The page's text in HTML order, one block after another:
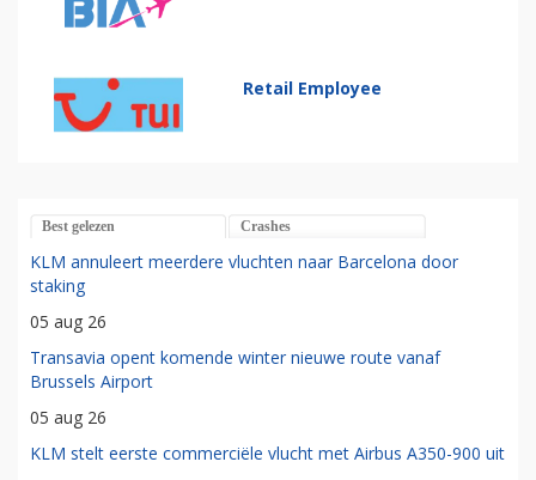
Retail Employee
Best gelezen Crashes
KLM annuleert meerdere vluchten naar Barcelona door
staking
05 aug 26
Transavia opent komende winter nieuwe route vanaf
Brussels Airport
05 aug 26
KLM stelt eerste commerciële vlucht met Airbus A350-900 uit